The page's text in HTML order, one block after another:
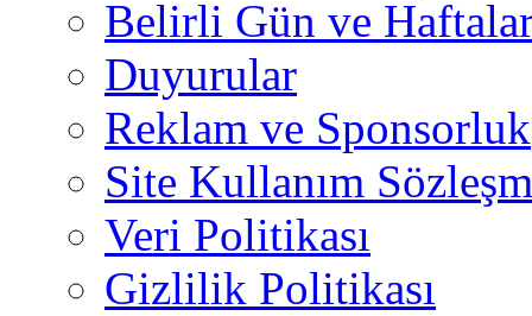
Belirli Gün ve
Duyurular
Reklam ve Sponsorluk
Site Kullanım
Veri Politikası
Gizlilik Politikası